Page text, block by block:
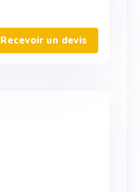
Recevoir un devis